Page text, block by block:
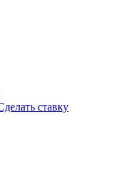
ставку